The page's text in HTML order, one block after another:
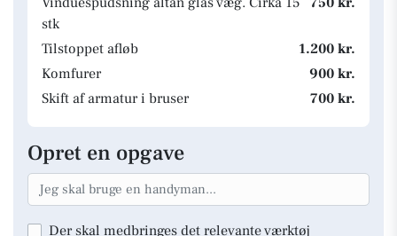
stk
Tilstoppet afløb
1.200 kr.
Komfurer
900 kr.
Skift af armatur i bruser
700 kr.
Opret en opgave
Der skal medbringes det relevante værktøj